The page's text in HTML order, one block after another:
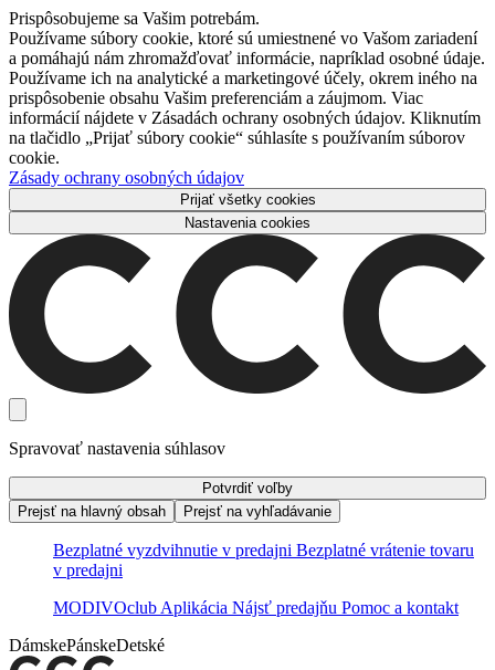
Prispôsobujeme sa Vašim potrebám.
Používame súbory cookie, ktoré sú umiestnené vo Vašom zariadení
a pomáhajú nám zhromažďovať informácie, napríklad osobné údaje.
Používame ich na analytické a marketingové účely, okrem iného na
prispôsobenie obsahu Vašim preferenciám a záujmom. Viac
informácií nájdete v Zásadách ochrany osobných údajov. Kliknutím
na tlačidlo „Prijať súbory cookie“ súhlasíte s používaním súborov
cookie.
Zásady ochrany osobných údajov
Prijať všetky cookies
Nastavenia cookies
Spravovať nastavenia súhlasov
Potvrdiť voľby
Prejsť na hlavný obsah
Prejsť na vyhľadávanie
Bezplatné vyzdvihnutie v predajni Bezplatné vrátenie tovaru
v predajni
MODIVOclub Aplikácia Nájsť predajňu Pomoc a kontakt
DámskePánskeDetské